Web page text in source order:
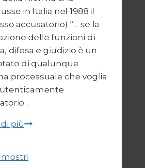
in Italia nel 1988 il
accusatorio) “… se la
delle funzioni di
difesa e giudizio è un
di qualunque
processuale che voglia
piùPer
di